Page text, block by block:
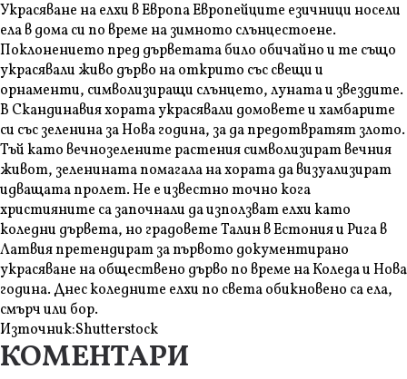
Украсяване на елхи в Европа Европейците езичници носели
ела в дома си по време на зимното слънцестоене.
Поклонението пред дърветата било обичайно и те също
украсявали живо дърво на открито със свещи и
орнаменти, символизиращи слънцето, луната и звездите.
В Скандинавия хората украсявали домовете и хамбарите
си със зеленина за Нова година, за да предотвратят злото.
Тъй като вечнозелените растения символизират вечния
живот, зеленината помагала на хората да визуализират
идващата пролет. Не е известно точно кога
християните са започнали да използват елхи като
коледни дървета, но градовете Талин в Естония и Рига в
Латвия претендират за първото документирано
украсяване на обществено дърво по време на Коледа и Нова
година. Днес коледните елхи по света обикновено са ела,
смърч или бор.
Източник:Shutterstock
КОМЕНТАРИ